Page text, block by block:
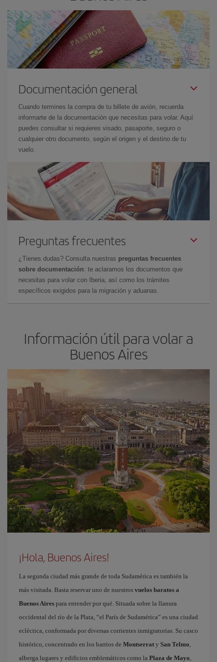
Documentación general
Cuando termines la compra de tu billete de avión, recuerda
informarte de la documentación que necesitas para volar. Aquí
puedes consultar si requieres visado, pasaporte, seguro o
cualquier otro documento, según el origen y el destino de tu
vuelo.
Preguntas frecuentes
¿Tienes dudas? Consulta nuestras preguntas frecuentes
sobre documentación: te aclaramos los documentos que
necesitas para volar con Iberia, así como los trámites
específicos exigidos para la migración y aduanas.
Información útil para volar a
Buenos Aires
¡Hola, Buenos Aires!
La segunda ciudad más grande de toda Sudamérica es también la
más visitada. Basta reservar uno de nuestros vuelos baratos a
Buenos Aires para entender por qué. Situada sobre la llanura
occidental del río de la Plata, “el París de Sudamérica” es una ciudad
ecléctica, conformada por diversas corrientes inmigratorias. Su casco
histórico, concentrado en los barrios de Montserrat y San Telmo,
alberga lugares y edificios emblemáticos como la Plaza de Mayo,